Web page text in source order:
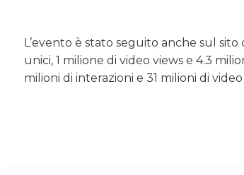
L’evento è stato seguito anche sul
unici, 1 milione di video views e 4.3
milioni di interazioni e 31 milioni di